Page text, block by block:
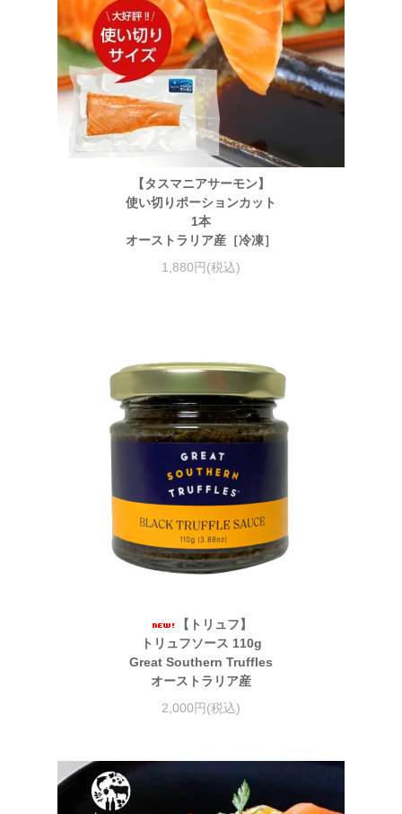
【タスマニアサーモン】
使い切りポーションカット
1本
オーストラリア産［冷凍］
1,880円(税込)
【トリュフ】
トリュフソース 110g
Great Southern Truffles
オーストラリア産
2,000円(税込)